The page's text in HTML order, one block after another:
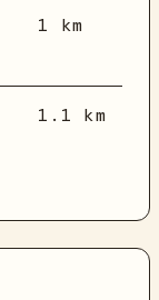
1 km
1.1 km